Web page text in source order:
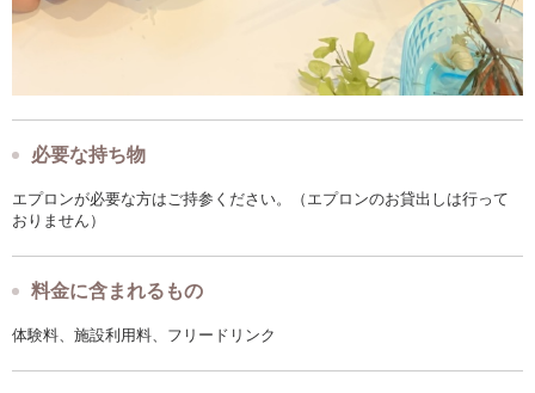
必要な持ち物
エプロンが必要な方はご持参ください。（エプロンのお貸出しは行って
おりません）
料金に含まれるもの
体験料、施設利用料、フリードリンク